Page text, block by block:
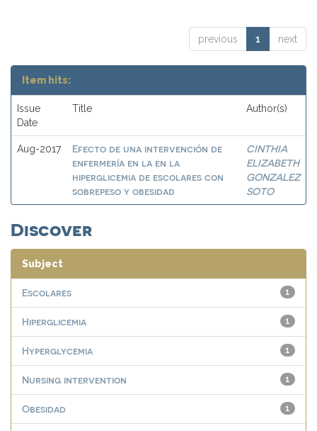
previous 1 next
Item hits:
Issue
Date
Title Author(s)
Aug-2017
Efecto de una intervención de
enfermería en la en la
hiperglicemia de escolares con
sobrepeso y obesidad
CINTHIA
ELIZABETH
GONZALEZ
SOTO
Discover
Subject
1
Escolares
1
Hiperglicemia
1
Hyperglycemia
1
Nursing intervention
1
Obesidad